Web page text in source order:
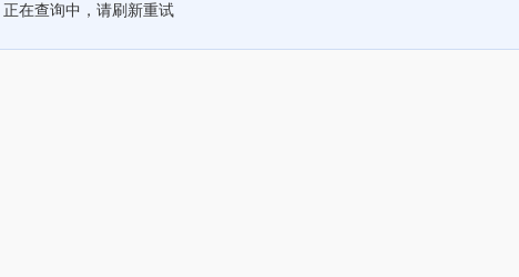
正在查询中，请刷新重试